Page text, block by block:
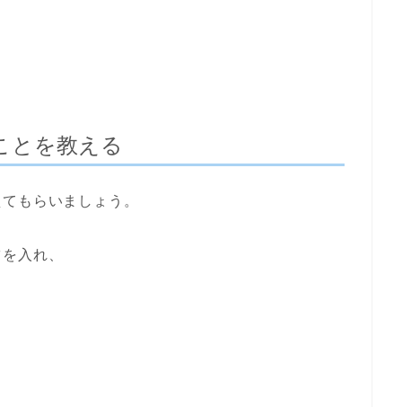
とを教える
もらいましょう。
入れ、